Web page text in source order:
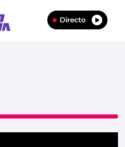
Directo